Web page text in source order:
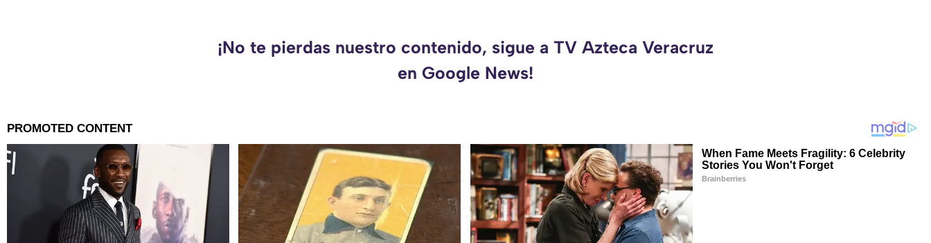
¡No te pierdas nuestro contenido, sigue a TV Azteca Veracruz
en Google News!